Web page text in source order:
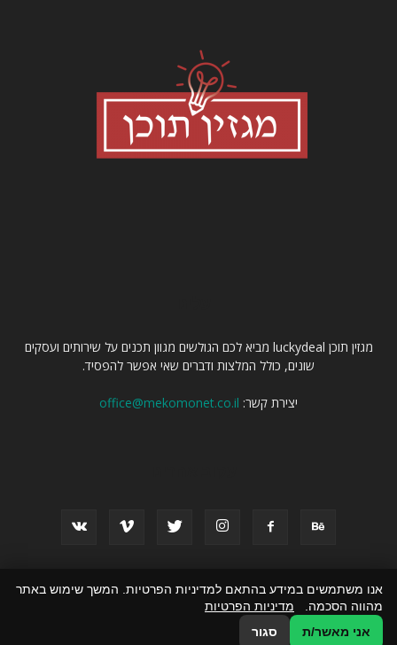
מגזין תוכן luckydeal מביא לכם הגולשים מגוון תכנים על שירותים ועסקים
שונים, כולל המלצות ודברים שאי אפשר להפסיד.
יצירת קשר: office@mekomonet.co.il
פרסום מאמרים באתרים פרסמו אצלנו זירת המומחים
כל התכנים
הצהרת נגישות
© כל הזכויות שמורות ל luckydeal.co.il
אנו משתמשים במידע בהתאם למדיניות הפרטיות. המשך שימוש באתר
מהווה הסכמה. מדיניות הפרטיות
אני מאשר/ת
סגור